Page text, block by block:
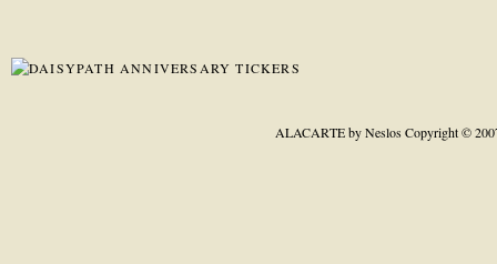
ALACARTE by NeslosCopyright ©